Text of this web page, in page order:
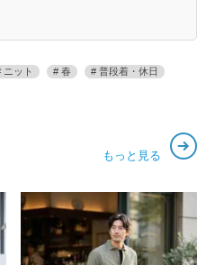
ニット 春
普段着・休日
もっと見る